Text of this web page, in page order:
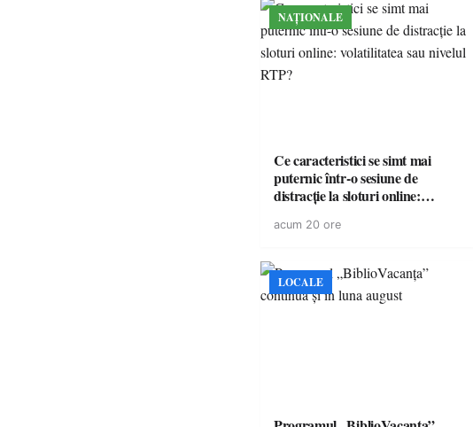
NAȚIONALE
Ce caracteristici se simt mai
puternic într-o sesiune de
distracție la sloturi online:
acum 20 ore
LOCALE